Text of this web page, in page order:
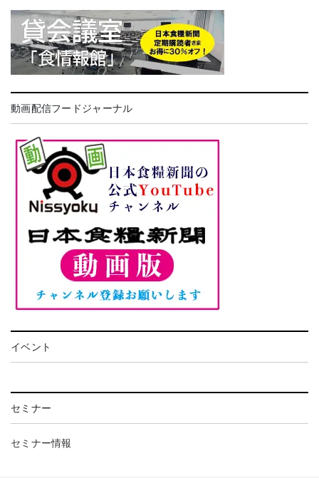
動画配信フードジャーナル
イベント
セミナー
セミナー情報